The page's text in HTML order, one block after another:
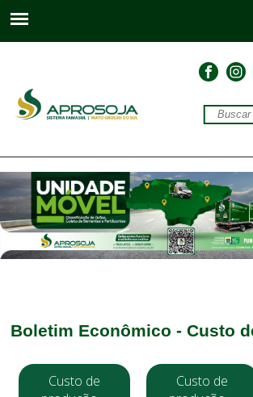
Boletim Econômico - Custo
Custo de
Custo de